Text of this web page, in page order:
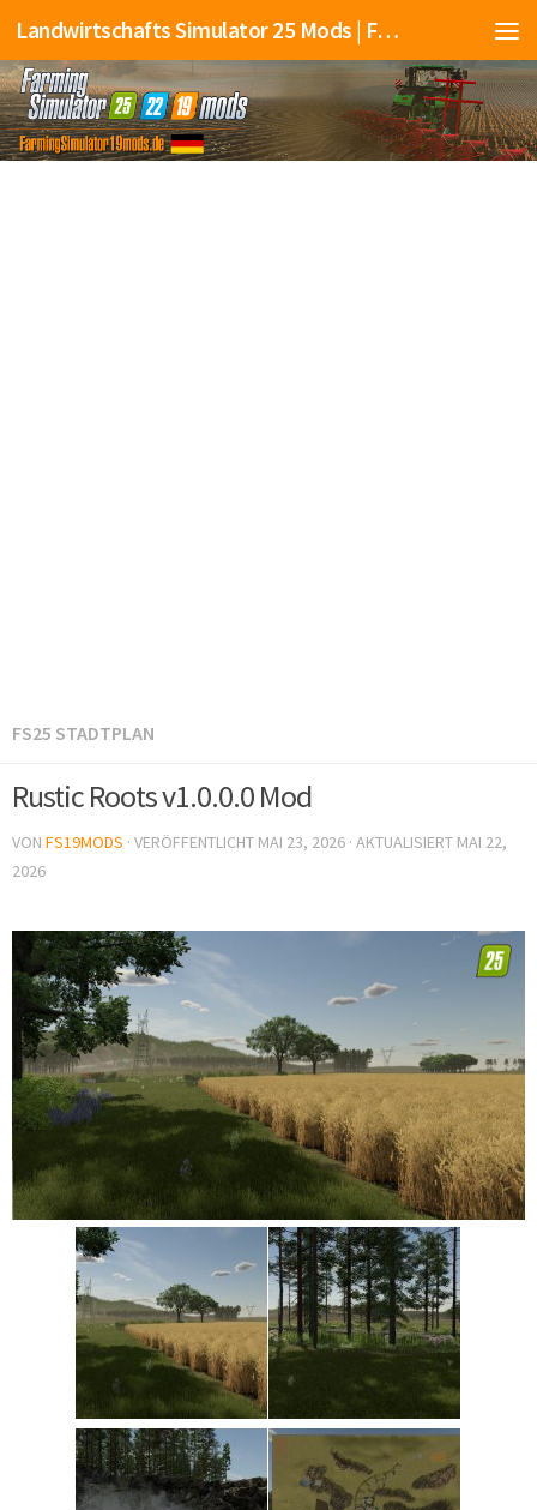
Landwirtschafts Simulator 25 Mods | Farming Simulator 25 Mods | FS25 Mods
FS25 STADTPLAN
Rustic Roots v1.0.0.0 Mod
VON FS19MODS · VERÖFFENTLICHT MAI 23, 2026 · AKTUALISIERT MAI 22,
2026